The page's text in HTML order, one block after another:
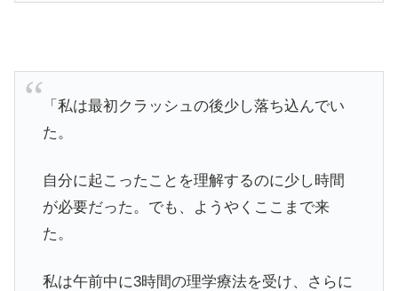
「私は最初クラッシュの後少し落ち込んでい
た。
自分に起こったことを理解するのに少し時間
が必要だった。でも、ようやくここまで来
た。
私は午前中に3時間の理学療法を受け、さらに